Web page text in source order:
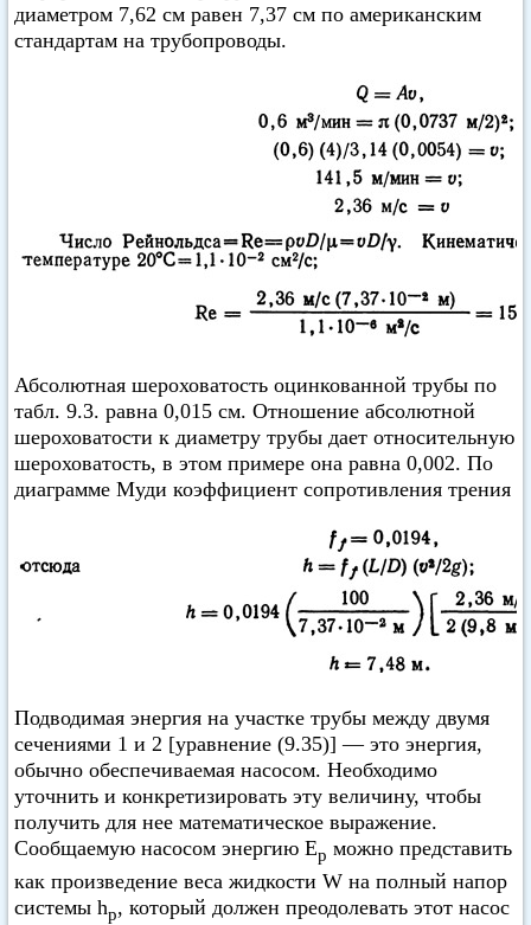
диаметром 7,62 см равен 7,37 см по американским
стандартам на трубопроводы.
Абсолютная шероховатость оцинкованной трубы по
табл. 9.3. равна 0,015 см. Отношение абсолютной
шероховатости к диаметру трубы дает относительную
шероховатость, в этом примере она равна 0,002. По
диаграмме Муди коэффициент сопротивления трения
Подводимая энергия на участке трубы между двумя
сечениями 1 и 2 [уравнение (9.35)] — это энергия,
обычно обеспечиваемая насосом. Необходимо
уточнить и конкретизировать эту величину, чтобы
получить для нее математическое выражение.
Сообщаемую насосом энергию Ер можно представить
как произведение веса жидкости W на полный напор
системы hp, который должен преодолевать этот насос